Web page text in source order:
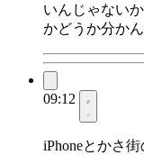
いんじゃない
かどうか分か
09:12
iPhoneとかさ